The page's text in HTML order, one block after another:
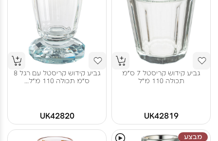
גביע קידוש קריסטל 7 ס"מ
תכולה 110 מ"ל
UK42819
גביע קידוש קריסטל עם רגל 8
ס"מ תכולה 110 מ"ל...
UK42820
מבצע